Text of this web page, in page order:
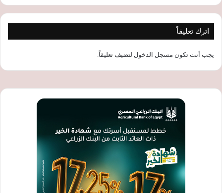
اترك تعليقاً
يجب أنت تكون مسجل الدخول لتضيف تعليقاً.